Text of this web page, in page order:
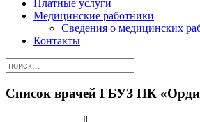
Платные услуги
Медицинские работники
Сведения о медицинских
Контакты
Список врачей ГБУЗ ПК